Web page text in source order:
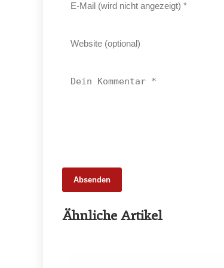
Absenden
Ähnliche Artikel
65 Millionen Euro Umsatz in der